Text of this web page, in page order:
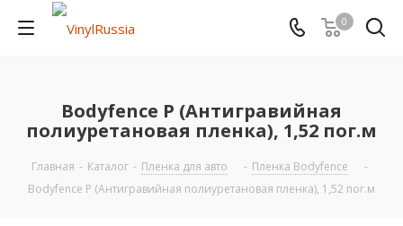
0
Bodyfence P (Антигравийная
полиуретановая пленка), 1,52 пог.м
Главная - Каталог - Пленка для авто - Пленка Bodyfence
-
Bodyfence P (Антигравийная полиуретановая пленка), 1,52 пог.м